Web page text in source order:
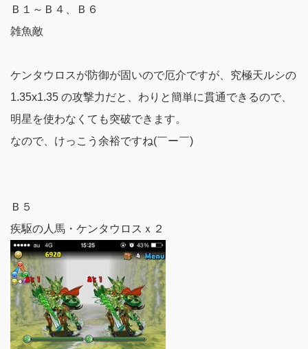
Ｂ１～Ｂ４、Ｂ６
雑魚敵
ケンタウロスが防御が固いので厄介ですが、究極天ルシの
1.35x1.35 の攻撃力だと、わりと簡単に貫通できるので、
明星を使わなくても突破できます。
なので、けっこう余裕ですね(￣ー￣)
Ｂ５
疾駆の人馬・ケンタウロスｘ２